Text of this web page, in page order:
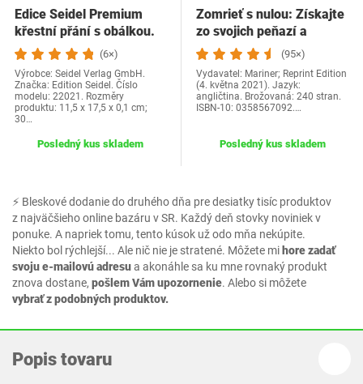
⚡ Bleskové dodanie do druhého dňa pre desiatky tisíc produktov
z najväčšieho online bazáru v SR. Každý deň stovky noviniek v
ponuke. A napriek tomu, tento kúsok už odo mňa nekúpite.
Niekto bol rýchlejší... Ale nič nie je stratené. Môžete mihore zadať
svoju e-mailovú adresua akonáhle sa ku mne rovnaký produkt
znova dostane, pošlem Vám upozornenie. Alebo si môžete
vybrať z podobných produktov.
Edice Seidel Premium
křestní přání s obálkou.
Přání ke křtu…(6×)
Výrobce: Seidel Verlag GmbH.
Značka: Edition Seidel. Číslo
modelu: 22021. Rozměry
produktu: 11,5 x 17,5 x 0,1 cm;
30…
Posledný kus skladem
Zomrieť s nulou: Získajte
zo svojich peňazí a
života…
(95×)
Vydavatel: Mariner; Reprint Edition
(4. května 2021). Jazyk:
angličtina. Brožovaná: 240 stran.
ISBN-10: 0358567092.…
Posledný kus skladem
Popis tovaru